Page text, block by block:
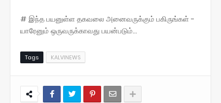
# இந்த பயனுள்ள தகவலை அனைவருக்கும் பகிருங்கள் -
யாரேனும் ஒருவருக்காவது பயன்படும்...
Tags KALVINEWS